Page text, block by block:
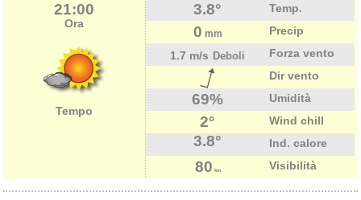
21:00
Ora
Tempo
3.8° Temp.
0 mm
Precip
1.7 m/s Deboli
Forza vento
Dir vento
69% Umidità
2° Wind chill
3.8° Ind. calore
80 km Visibilità